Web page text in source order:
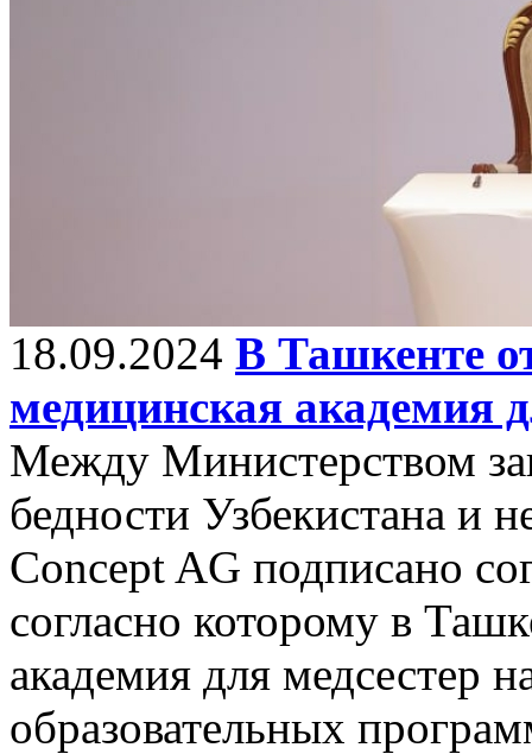
18.09.2024 В Ташкенте
медицинская академия
Между Министерством
бедности Узбекистана и
Concept AG подписано
согласно которому в
академия для медсестер
образовательных